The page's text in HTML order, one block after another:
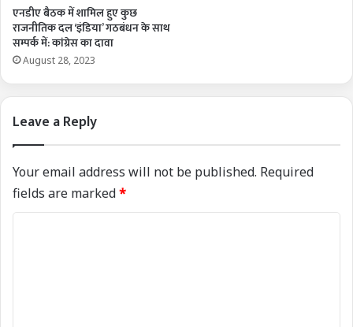
एनडीए बैठक में शामिल हुए कुछ
राजनीतिक दल ‘इंडिया’ गठबंधन के साथ
सम्पर्क में: कांग्रेस का दावा
August 28, 2023
Leave a Reply
Your email address will not be published. Required
fields are marked*